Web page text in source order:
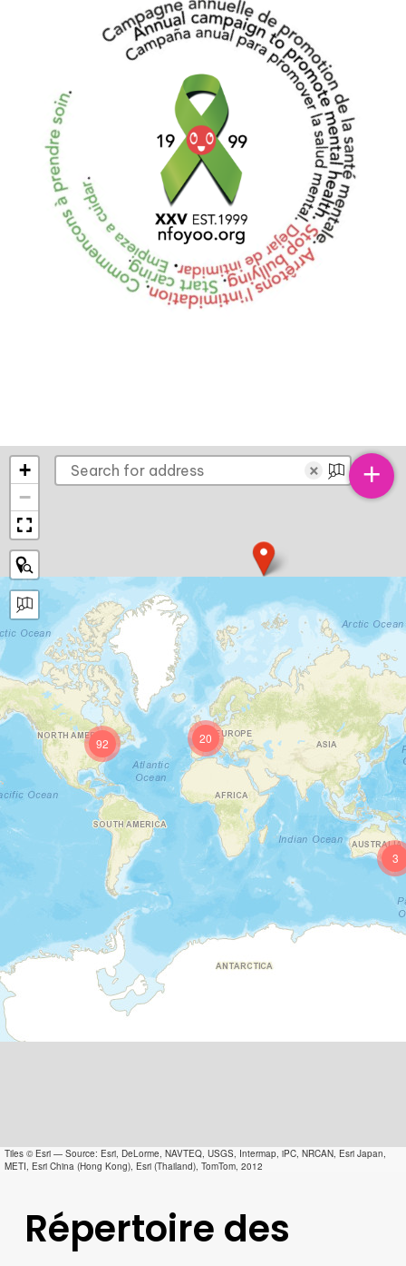
20
92
3
+
−
Tiles © Esri — Source: Esri, DeLorme, NAVTEQ, USGS, Intermap, iPC, NRCAN, Esri Japan,
METI, Esri China (Hong Kong), Esri (Thailand), TomTom, 2012
× +
Répertoire des